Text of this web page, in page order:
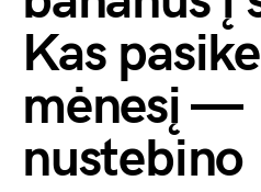
Kas
mėnesį —
nustebino